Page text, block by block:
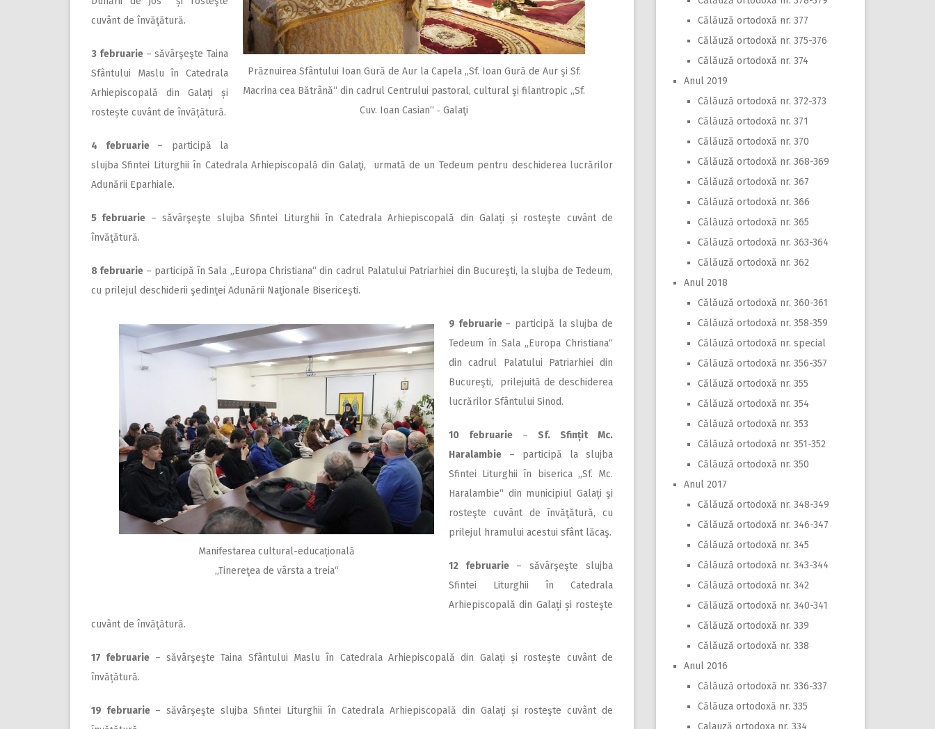
Prăznuirea Sfântului Ioan Gură de Aur la Capela ,,Sf. Ioan Gură de Aur şi Sf.
Macrina cea Bătrână“ din cadrul Centrului pastoral, cultural şi filantropic „Sf.
Cuv. Ioan Casian“ ‑ Galaţi
cuvânt de învăţătură.
3 februarie – săvârşeşte Taina
Sfântului Maslu în Catedrala
Arhiepiscopală din Galați și
rostește cuvânt de învățătură.
4 februarie – participă la
slujba Sfintei Liturghii în Catedrala Arhiepiscopală din Galaţi, urmată de un Tedeum pentru deschiderea lucrărilor
Adunării Eparhiale.
5 februarie – săvârşeşte slujba Sfintei Liturghii în Catedrala Arhiepiscopală din Galați și rosteşte cuvânt de
învăţătură.
8 februarie – participă în Sala „Europa Christiana“ din cadrul Palatului Patriarhiei din Bucureşti, la slujba de Tedeum,
cu prilejul deschiderii şedinţei Adunării Naţionale Bisericeşti.
Manifestarea cultural-educațională
„Tinereţea de vârsta a treia“
9 februarie – participă la slujba de
Tedeum în Sala „Europa Christiana“
din cadrul Palatului Patriarhiei din
Bucureşti, prilejuită de deschiderea
lucrărilor Sfântului Sinod.
10 februarie – Sf. Sfințit Mc.
Haralambie – participă la slujba
Sfintei Liturghii în biserica ,,Sf. Mc.
Haralambie“ din municipiul Galați şi
rosteşte cuvânt de învăţătură, cu
prilejul hramului acestui sfânt lăcaş.
12 februarie – săvârşeşte slujba
Sfintei Liturghii în Catedrala
Arhiepiscopală din Galați și rosteşte
cuvânt de învăţătură.
17 februarie – săvârşeşte Taina Sfântului Maslu în Catedrala Arhiepiscopală din Galați și rostește cuvânt de
învățătură.
19 februarie – săvârşeşte slujba Sfintei Liturghii în Catedrala Arhiepiscopală din Galați și rosteşte cuvânt de
Călăuză ortodoxă nr. 377
Călăuză ortodoxă nr. 375-376
Călăuză ortodoxă nr. 374
Anul 2019
Călăuză ortodoxă nr. 372-373
Călăuză ortodoxă nr. 371
Călăuză ortodoxă nr. 370
Călăuză ortodoxă nr. 368-369
Călăuză ortodoxă nr. 367
Călăuză ortodoxă nr. 366
Călăuză ortodoxă nr. 365
Călăuză ortodoxă nr. 363-364
Călăuză ortodoxă nr. 362
Anul 2018
Călăuză ortodoxă nr. 360-361
Călăuză ortodoxă nr. 358-359
Călăuză ortodoxă nr. special
Călăuză ortodoxă nr. 356-357
Călăuză ortodoxă nr. 355
Călăuză ortodoxă nr. 354
Călăuză ortodoxă nr. 353
Călăuză ortodoxă nr. 351-352
Călăuză ortodoxă nr. 350
Anul 2017
Călăuză ortodoxă nr. 348-349
Călăuză ortodoxă nr. 346-347
Călăuză ortodoxă nr. 345
Călăuză ortodoxă nr. 343-344
Călăuză ortodoxă nr. 342
Călăuză ortodoxă nr. 340-341
Călăuză ortodoxă nr. 339
Călăuză ortodoxă nr. 338
Anul 2016
Călăuză ortodoxă nr. 336-337
Călăuza ortodoxă nr. 335
Calauză ortodoxa nr. 334